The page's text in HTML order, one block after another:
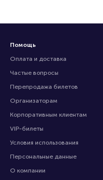
Помощь
Оплата и доставка
Частые вопросы
Перепродажа билетов
Организаторам
Корпоративным клиентам
VIP-билеты
Условия использования
Персональные данные
О компании